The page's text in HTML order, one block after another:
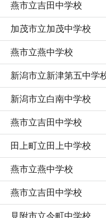
燕市立吉田中学校
加茂市立加茂中学校
燕市立燕中学校
新潟市立新津第五中学
新潟市立白南中学校
燕市立吉田中学校
田上町立田上中学校
燕市立燕中学校
燕市立吉田中学校